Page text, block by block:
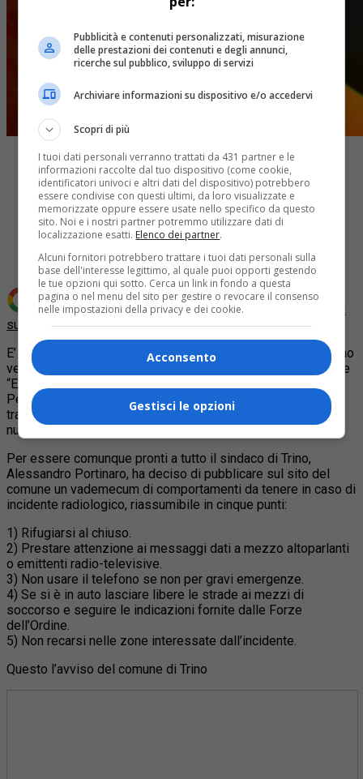
Share
Tweet
Aggiungi Quotidiano Piemontese come
Fonte preferita
su Google
E’ previsto entro la fine del 2015 un nuovo passaggio da Trino
vercellese di combustibile radioattivo dalla centrale nucleare
“E. Fermi” di Trino vercellese diretta a La Hague in Francia.
Per motivi di sicurezza non
verrà comunicata la data del
trasporto e i rischi di questo passaggio sono praticamente
nulli.
Per essere comunque pronti a tutto il sindaco di Trino,
Alessandro Portinaro, ha deciso di pubblicare sul sito del
comune un vademecum di comportamenti da tenere in caso di
incidente radiologico, riassumibile in cinque punti:
1) Rifugiarsi al chiuso.
2) Prestare attenzione ai messaggi dati a mezzo altoparlanti
o emittenti radio-televisive.
3) Non usare il telefono se non per gravi emergenze.
4) Se si è in auto lasciare libere le strade ai mezzi di
soccorso e seguire le indicazioni fornite dalle Forze
dell’Ordine.
5) Non recarsi nelle zone interessate dall’incidente.
Questo l’avviso del comune di Trino
Pubblicità e contenuti personalizzati, misurazione
delle prestazioni dei contenuti e degli annunci,
ricerche sul pubblico, sviluppo di servizi
Archiviare informazioni su dispositivo e/o accedervi
Scopri di più
I tuoi dati personali verranno trattati da 431 partner e le
informazioni raccolte dal tuo dispositivo (come cookie,
identificatori univoci e altri dati del dispositivo) potrebbero
essere condivise con questi ultimi, da loro visualizzate e
memorizzate oppure essere usate nello specifico da questo
sito. Noi e i nostri partner potremmo utilizzare dati di
localizzazione esatti. Elenco dei partner.
Alcuni fornitori potrebbero trattare i tuoi dati personali sulla
base dell'interesse legittimo, al quale puoi opporti gestendo
le tue opzioni qui sotto. Cerca un link in fondo a questa
pagina o nel menu del sito per gestire o revocare il consenso
nelle impostazioni della privacy e dei cookie.
Acconsento
Gestisci le opzioni